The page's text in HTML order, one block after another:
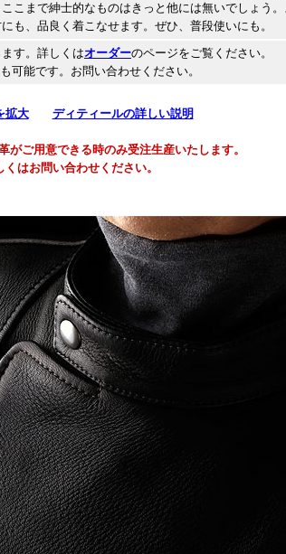
こまで紳士的なものはきっと他には無いでしょう
も、品良く着こなせます。ぜひ、普段使いにも。
す。詳しくはオーダーのページをご覧ください。
可能です。お問い合わせください。
拡大 ディティールの詳しい説明
がご用意できる時のみ受注生産いたします。
くはお問い合わせください。